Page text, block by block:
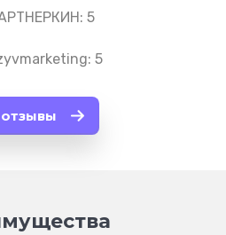
5
5